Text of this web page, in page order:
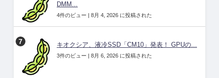
DMM...
4件のビュー | 8月 4, 2026 に投稿された
キオクシア、液冷SSD「CM10」発表！ GPUの...
3件のビュー | 8月 6, 2026 に投稿された